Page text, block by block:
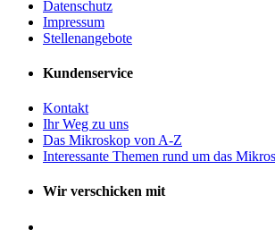
Datenschutz
Impressum
Stellenangebote
Kundenservice
Kontakt
Ihr Weg zu uns
Das Mikroskop von A-Z
Interessante Themen rund um das
Wir verschicken mit